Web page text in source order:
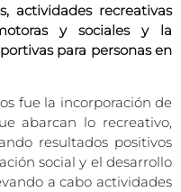
actividades recreativas
y sociales y la
para personas en
fue la incorporación de
abarcan lo recreativo,
resultados positivos
social y el desarrollo
a cabo actividades